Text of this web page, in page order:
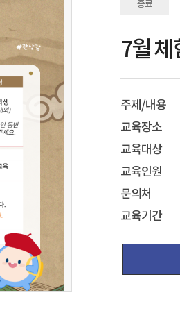
종료
7월 체
주제/내용
교육장소
교육대상
교육인원
문의처
교육기간